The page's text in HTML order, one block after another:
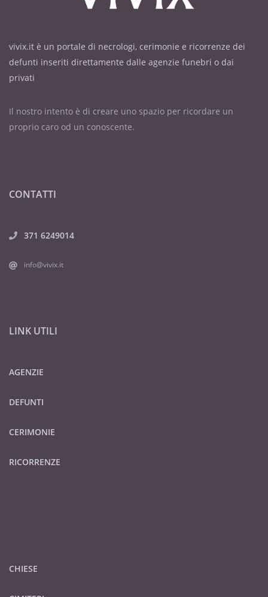
vivix.it è un portale di necrologi, cerimonie e ricorrenze dei
defunti inseriti direttamente dalle agenzie funebri o dai
privati
Il nostro intento è di creare uno spazio per ricordare un
proprio caro od un conoscente.
CONTATTI
371 6249014
info@vivix.it
LINK UTILI
AGENZIE
DEFUNTI
CERIMONIE
RICORRENZE
CHIESE